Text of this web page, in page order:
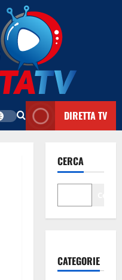
DIRETTA TV
CERCA
CATEGORIE